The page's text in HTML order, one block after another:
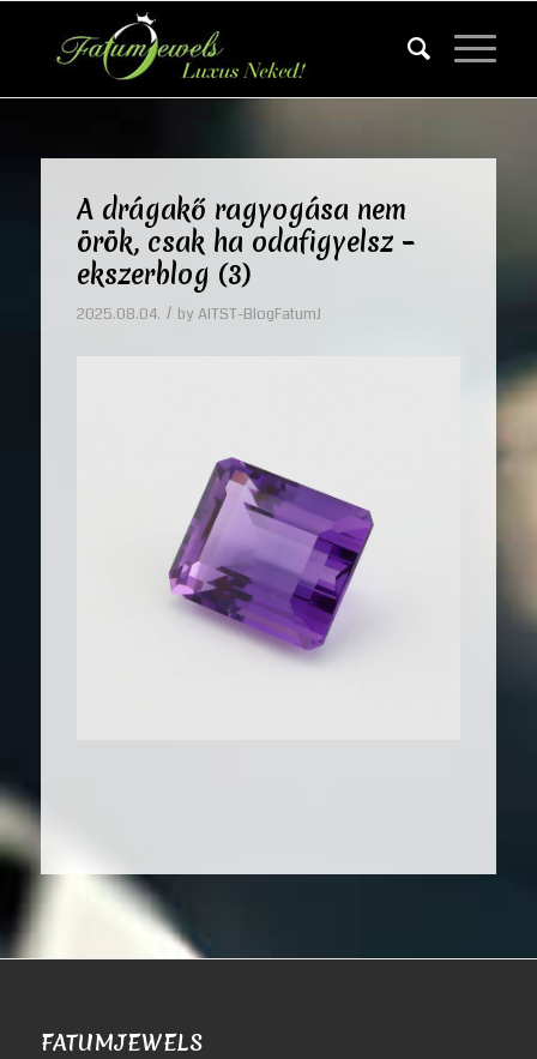
A drágakő ragyogása nem
örök, csak ha odafigyelsz –
ekszerblog (3)
2025.08.04. / by AITST-BlogFatumJ
FATUMJEWELS